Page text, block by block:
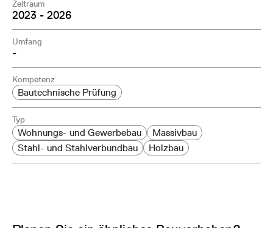
Zeitraum
2023 - 2026
Umfang
-
Kompetenz
Bautechnische Prüfung
Typ
Wohnungs- und Gewerbebau
Massivbau
Stahl- und Stahlverbundbau
Holzbau